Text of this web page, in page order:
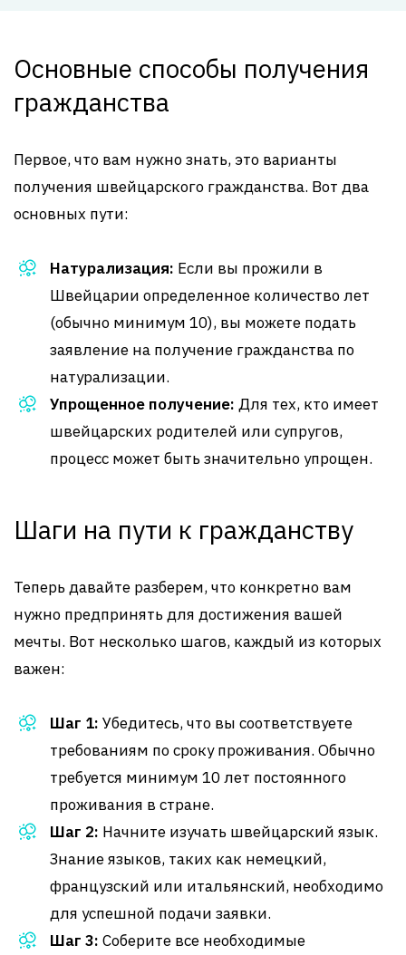
Основные способы получения
гражданства
Первое, что вам нужно знать, это варианты
получения швейцарского гражданства. Вот два
основных пути:
Натурализация: Если вы прожили в
Швейцарии определенное количество лет
(обычно минимум 10), вы можете подать
заявление на получение гражданства по
натурализации.
Упрощенное получение: Для тех, кто имеет
швейцарских родителей или супругов,
процесс может быть значительно упрощен.
Шаги на пути к гражданству
Теперь давайте разберем, что конкретно вам
нужно предпринять для достижения вашей
мечты. Вот несколько шагов, каждый из которых
важен:
Шаг 1: Убедитесь, что вы соответствуете
требованиям по сроку проживания. Обычно
требуется минимум 10 лет постоянного
проживания в стране.
Шаг 2: Начните изучать швейцарский язык.
Знание языков, таких как немецкий,
французский или итальянский, необходимо
для успешной подачи заявки.
Шаг 3: Соберите все необходимые